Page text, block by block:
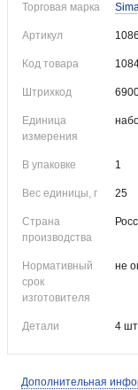
Торговая марка
Артикул
Код товара
Штрихкод
Единица
измерения
В упаковке 1
Вес единицы, г 25
Страна
производства
Нормативный
срок
изготовителя
не
Детали 4
Дополнительная